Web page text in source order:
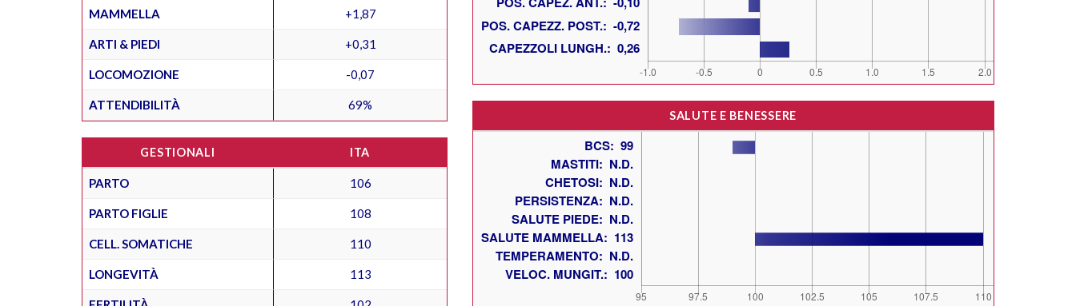
MAMMELLA +1,87
ARTI & PIEDI +0,31
LOCOMOZIONE -0,07
ATTENDIBILITÀ 69%
GESTIONALI ITA
PARTO 106
PARTO FIGLIE 108
CELL. SOMATICHE 110
LONGEVITÀ 113
SALUTE E BENESSERE